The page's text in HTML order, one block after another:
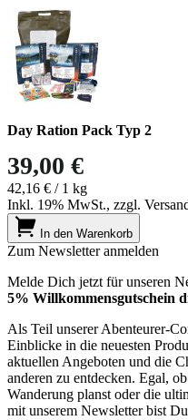
Day Ration Pack Typ 2
39,00 €
42,16 € / 1 kg
Inkl. 19% MwSt., zzgl.
In den Warenkorb
Zum Newsletter anmelden
Melde Dich jetzt für unseren
5% Willkommensgutschein
Als Teil unserer Abenteurer-
Einblicke in die neuesten
aktuellen Angeboten und die
anderen zu entdecken. Egal,
Wanderung planst oder die
mit unserem Newsletter bist